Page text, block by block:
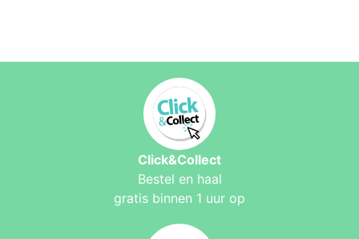
Click&Collect
Bestel en haal
gratis binnen 1 uur op